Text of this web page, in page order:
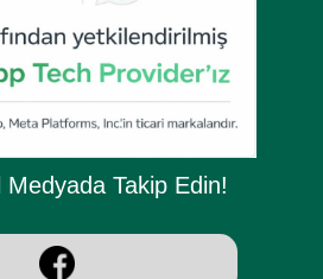
Medyada Takip Edin!